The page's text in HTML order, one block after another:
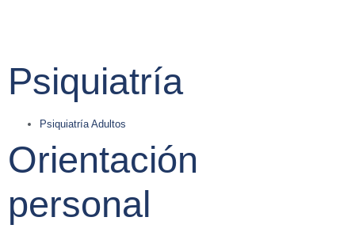
Psiquiatría
Psiquiatría Adultos
Orientación
personal